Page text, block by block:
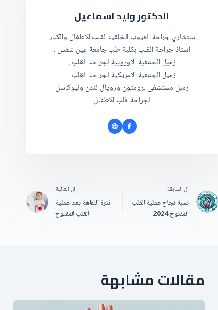
الدكتور وليد اسماعيل
استشاري جراحة العيوب الخلقية لقلب الاطفال والكبار.
استاذ جراحة القلب بكلية طب جامعة عين شمس .
زميل الجمعية الاوروبية لجراحة القلب .
زميل الجمعية الامريكية لجراحة القلب .
زميل مستشفى برومتون ورويال لندن ونيوكاسل
لجراحة قلب الاطفال
ال السابقة
نسبة نجاح عملية القلب
المفتوح 2024
ال التالية
فترة النقاهة بعد عملية
القلب المفتوح
مقالات مشابهة